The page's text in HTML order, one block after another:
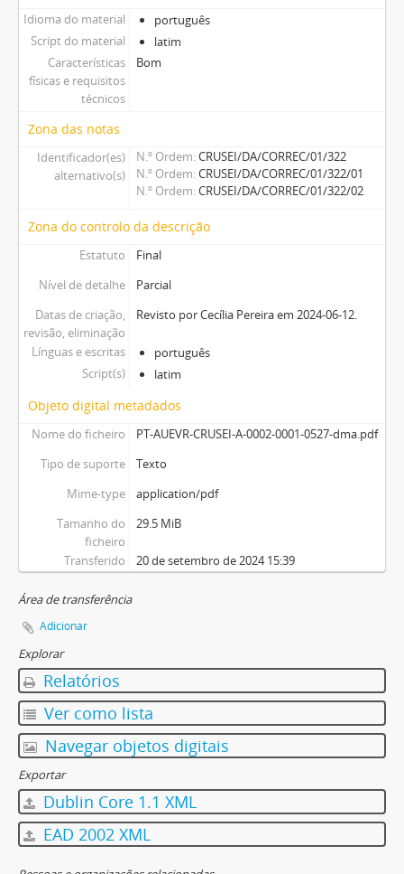
Idioma do material
português
Script do material
latim
Características
físicas e requisitos
técnicos
Bom
Zona das notas
Identificador(es)
alternativo(s)
N.º Ordem CRUSEI/DA/CORREC/01/322
N.º Ordem CRUSEI/DA/CORREC/01/322/01
N.º Ordem CRUSEI/DA/CORREC/01/322/02
Zona do controlo da descrição
Estatuto
Final
Nível de detalhe
Parcial
Datas de criação,
revisão, eliminação
Revisto por Cecília Pereira em 2024-06-12.
Línguas e escritas
português
Script(s)
latim
Objeto digital metadados
Nome do ficheiro
PT-AUEVR-CRUSEI-A-0002-0001-0527-dma.pdf
Tipo de suporte
Texto
Mime-type
application/pdf
Tamanho do
ficheiro
29.5 MiB
Transferido 20 de setembro de 2024 15:39
Área de transferência
Adicionar
Explorar
Relatórios
Ver como lista
Navegar objetos digitais
Exportar
Dublin Core 1.1 XML
EAD 2002 XML